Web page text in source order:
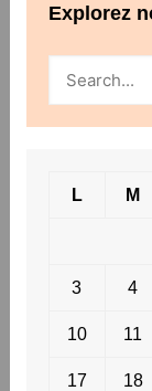
Explorez
L M
3 4
10 11
17 18